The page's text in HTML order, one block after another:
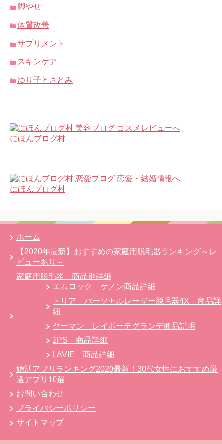
脚やせ
体質改善
サプリメント
スキンケア
ゆり子とさとみ
にほんブログ村
にほんブログ村
ホーム
【2020年最新】おすすめの家庭用脱毛器ランキング～レ
ビューあり～
家庭用脱毛器 商品別詳細
エムロック ケノン商品詳細
トリア パーソナルレーザー脱毛器4X 商品詳
細
ヤーマン レイボーテグランデ商品説明
2PS 商品詳細
LAVIE 商品詳細
婚活アプリランキング2020最新！30代女性におすすめ厳
選アプリ10選
お問い合わせ
プライバシーポリシー
サイトマップ